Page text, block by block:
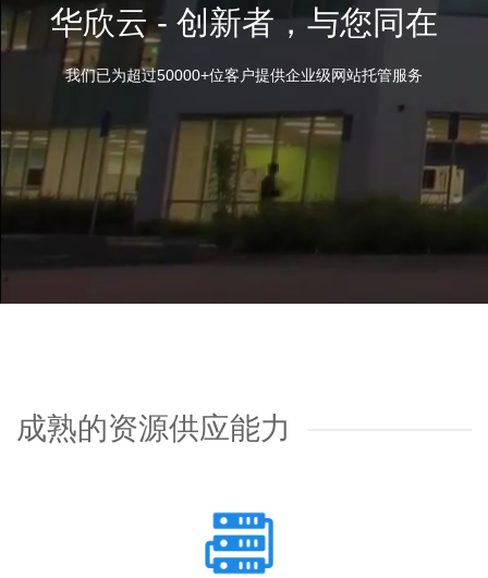
华欣云 - 创新者，与您同在
我们已为超过50000+位客户提供企业级网站托管服务
成熟的资源供应能力